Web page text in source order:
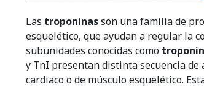
Las troponinasson una familia de
esquelético, que ayudan a regular la
subunidades conocidas como
y TnI presentan distinta secuencia
cardiaco o de músculo esquelético.